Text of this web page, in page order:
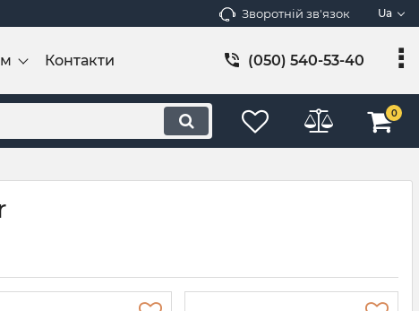
Зворотній зв'язок Ua
Контакти (050) 540-53-40
0